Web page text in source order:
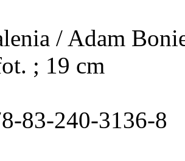
/ Adam
; 19 cm
83-240-3136-8